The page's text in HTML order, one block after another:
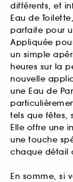
différents, et
Eau de
parfaite pour
Appliquée
un simple
heures sur la
nouvelle
une Eau de
tels que fêtes,
Elle offre une
une touche
chaque détail
En somme, si